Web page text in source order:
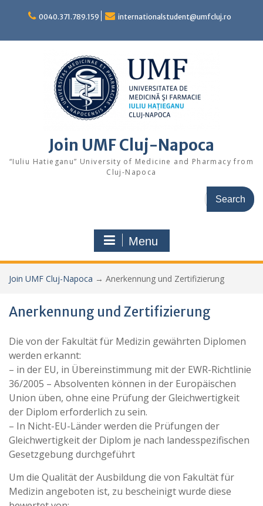
0040.371.789.159 internationalstudent@umfcluj.ro
Join UMF Cluj-Napoca
“Iuliu Hatieganu” University of Medicine and Pharmacy from
Cluj-Napoca
Search
for:
Menu
Join UMF Cluj-Napoca → Anerkennung und Zertifizierung
Anerkennung und Zertifizierung
Die von der Fakultät für Medizin gewährten Diplomen
werden erkannt:
– in der EU, in Übereinstimmung mit der EWR-Richtlinie
36/2005 – Absolventen können in der Europäischen
Union üben, ohne eine Prüfung der Gleichwertigkeit
der Diplom erforderlich zu sein.
– In Nicht-EU-Länder werden die Prüfungen der
Gleichwertigkeit der Diplom je nach landesspezifischen
Gesetzgebung durchgeführt
Um die Qualität der Ausbildung die von Fakultät für
Medizin angeboten ist, zu bescheinigt wurde diese